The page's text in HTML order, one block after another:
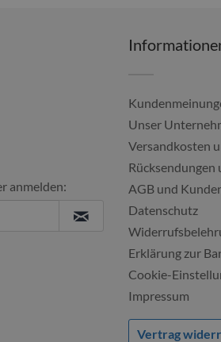
anmelden:
Unser
Versandkosten
Rücksendungen
AGB und
Datenschutz
Erklärung zur
Cookie-
Impressum
Vertrag
Alles